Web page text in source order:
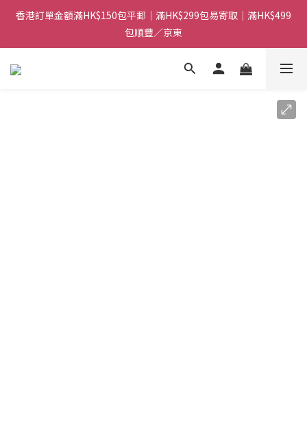
香港訂單金額滿HK$150包平郵｜滿HK$299包易寄取｜滿HK$499
包順豐／京東
香港訂單金額滿HK$150包平郵｜滿HK$299包易寄取｜滿HK$499
包順豐／京東
【網店限定！】指定清貨商品每消費HK$100即享購物金HK$50回
香港訂單金額滿HK$150包平郵｜滿HK$299包易寄取｜滿HK$499